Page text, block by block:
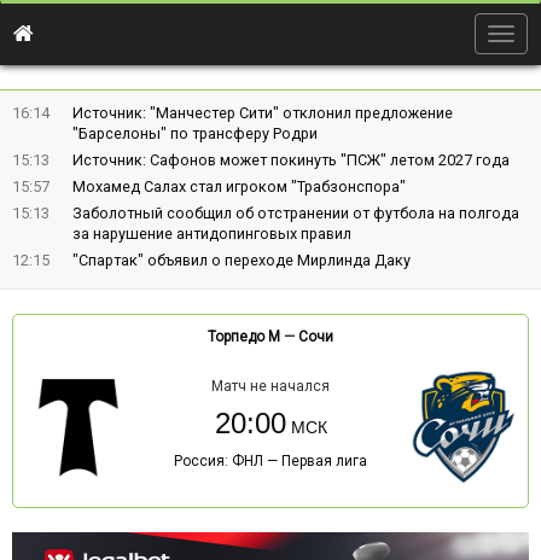
16:14
Источник: "Манчестер Сити" отклонил предложение
"Барселоны" по трансферу Родри
15:13
Источник: Сафонов может покинуть "ПСЖ" летом 2027 года
15:57
Мохамед Салах стал игроком "Трабзонспора"
15:13
Заболотный сообщил об отстранении от футбола на полгода
за нарушение антидопинговых правил
12:15
"Спартак" объявил о переходе Мирлинда Даку
Торпедо М — Сочи
Матч не начался
20:00
Россия: ФНЛ — Первая лига